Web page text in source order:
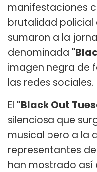
manifestaciones
brutalidad policial
sumaron a la
denominada
imagen negra de
las redes sociales.
El "Black Out
silenciosa que
musical pero a la
representantes
han mostrado así